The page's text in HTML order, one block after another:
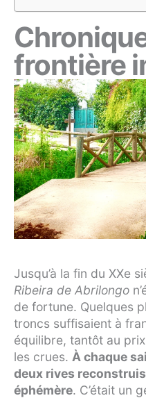
frontière
Jusqu’à la fin du XXe
Ribeira de Abrilongo
de fortune. Quelques
troncs suffisaient à
équilibre, tantôt au
les crues. À chaque
deux rives
éphémère. C’était un